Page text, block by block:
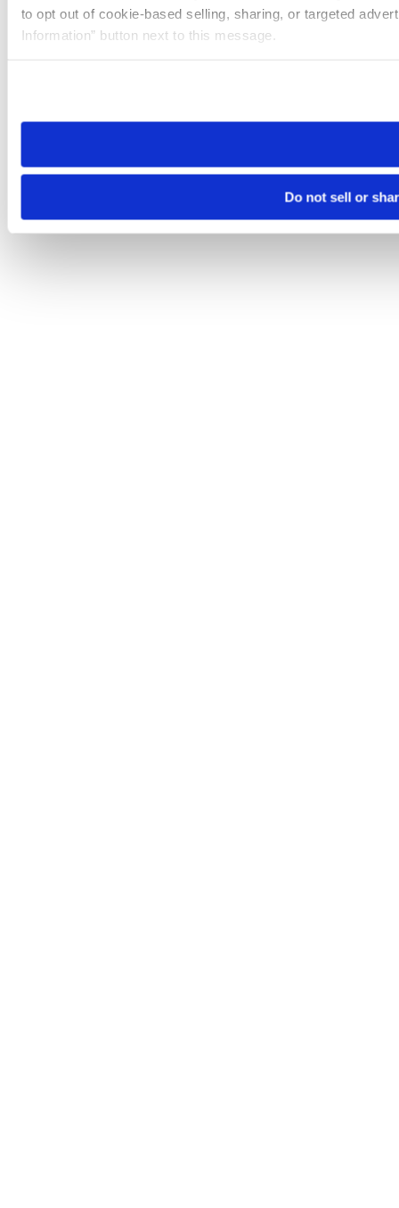
to opt out of cookie-based selling, sharing, or targeted
Information” button next to this message.
need to be set again.
Do not sell or